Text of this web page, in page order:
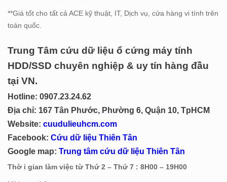
**Giá tốt cho tất cả ACE kỹ thuật, IT, Dịch vụ, cửa hàng vi tính trên
toàn quốc.
Trung Tâm cứu dữ liệu ổ cứng máy tính
HDD/SSD chuyên nghiệp & uy tín hàng đầu
tại VN.
Hotline: 0907.23.24.62
Địa chỉ: 167 Tân Phước, Phường 6, Quận 10, TpHCM
Website: cuudulieuhcm.com
Facebook: Cứu dữ liệu Thiên Tân
Google map: Trung tâm cứu dữ liệu Thiên Tân
Thờ i gian làm việc từ Thứ 2 – Thứ 7 : 8H00 – 19H00